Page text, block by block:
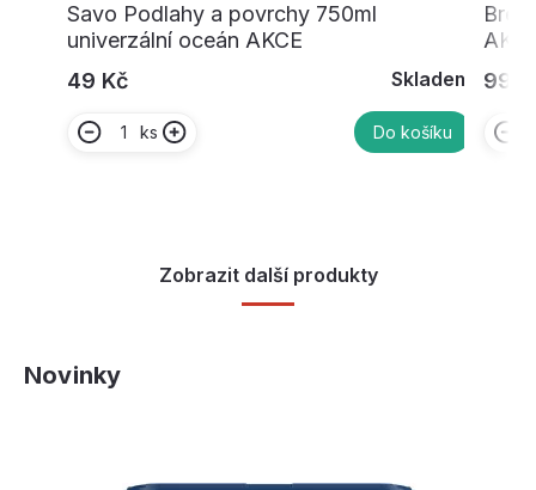
Savo Podlahy a povrchy 750ml
univerzální oceán AKCE
49 Kč
Skladem
ks Do košíku
Bref
99
Zobrazit další produkty
Novinky